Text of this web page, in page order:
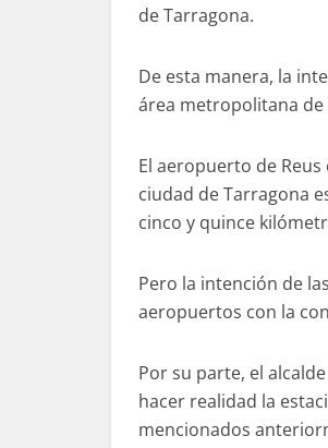
de Tarragona.
De esta manera, la
área metropolitana de
El aeropuerto de
ciudad de Tarragona
cinco y quince
Pero la intención de
aeropuertos con la
Por su parte, el
hacer realidad la
mencionados